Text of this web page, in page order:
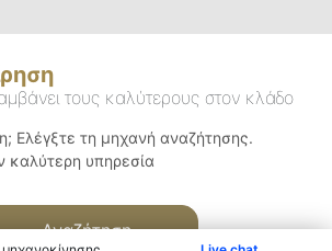
τους καλύτερους στον κλάδο
Ελέγξτε τη μηχανή αναζήτησης.
καλύτερη υπηρεσία
Αναζήτηση